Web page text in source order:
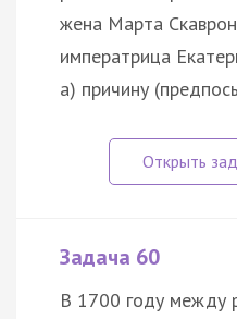
жена Марта
императрица
а) причину
Задача 60
В 1700 году между